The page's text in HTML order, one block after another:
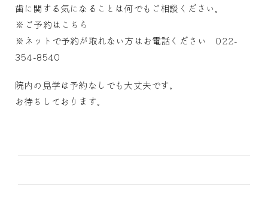
歯に関する気になることは何でもご相談ください。
※ご予約は こちら
※ネットで予約が取れない方はお電話ください 022-
354-8540
院内の見学は予約なしでも大丈夫です。
お待ちしております。